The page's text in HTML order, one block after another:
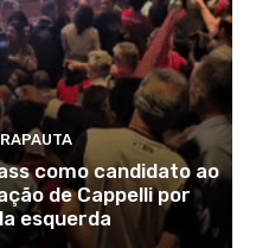
como candidato ao
de Cappelli por
esquerda